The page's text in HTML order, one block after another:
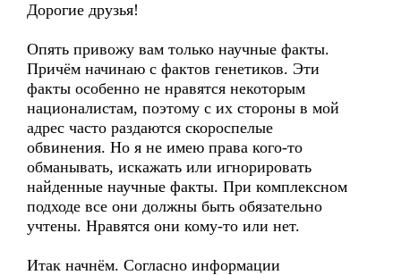
Дорогие друзья!
Опять привожу вам только научные факты.
Причём начинаю с фактов генетиков. Эти
факты особенно не нравятся некоторым
националистам, поэтому с их стороны в мой
адрес часто раздаются скороспелые
обвинения. Но я не имею права кого-то
обманывать, искажать или игнорировать
найденные научные факты. При комплексном
подходе все они должны быть обязательно
учтены. Нравятся они кому-то или нет.
Итак начнём. Согласно информации